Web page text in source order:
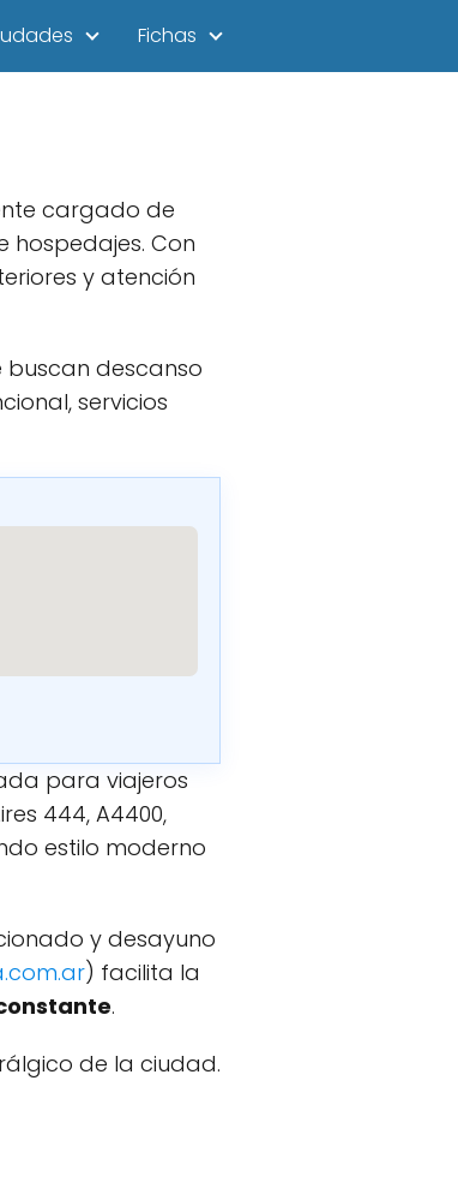
Fichas
cargado de
hospedajes. Con
y atención
descanso
servicios
para viajeros
444, A4400,
estilo moderno
y desayuno
) facilita la
.
de la ciudad.